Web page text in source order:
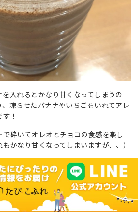
入れるとかなり甘くなってしまうの
凍らせたバナナやいちごをいれてアレ
！
砕いてオレオとチョコの食感を楽し
かなり甘くなってしまいますが、、）